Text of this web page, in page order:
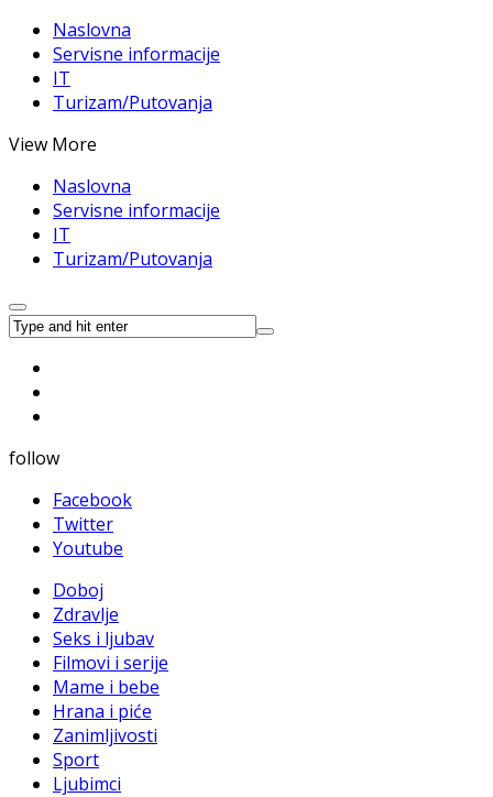
Naslovna
Servisne informacije
IT
Turizam/Putovanja
View More
Naslovna
Servisne informacije
IT
Turizam/Putovanja
follow
Facebook
Twitter
Youtube
Doboj
Zdravlje
Seks i ljubav
Filmovi i serije
Mame i bebe
Hrana i piće
Zanimljivosti
Sport
Ljubimci